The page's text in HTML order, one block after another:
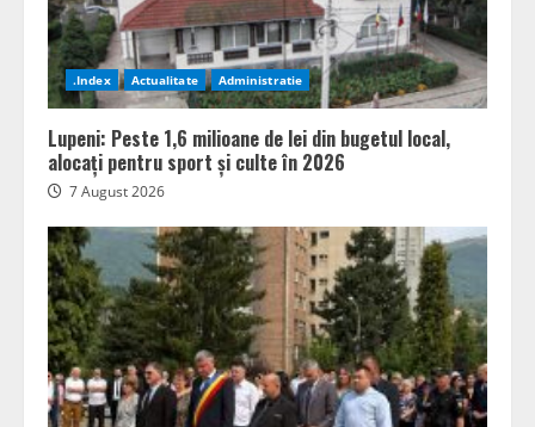
.Index Actualitate Administratie
Lupeni: Peste 1,6 milioane de lei din bugetul local,
alocați pentru sport și culte în 2026
7 August 2026